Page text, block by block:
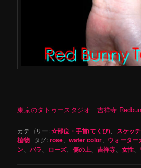
東京のタトゥースタジオ 吉祥寺
カテゴリー:☆部位・手首(てくび) スケッ
植物 | タグ:rose 、water color ウォーター
ン 、バラ ローズ、傷の上 、吉祥寺 、女性 、